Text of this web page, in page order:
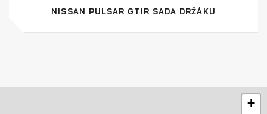
NISSAN PULSAR GTIR SADA DRŽÁKU
+